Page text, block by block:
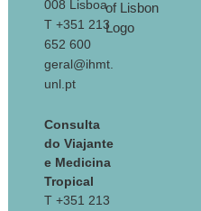
008 Lisboa
T +351 213
652 600
geral@ihmt.
unl.pt
Consulta
do Viajante
e Medicina
Tropical
T +351 213